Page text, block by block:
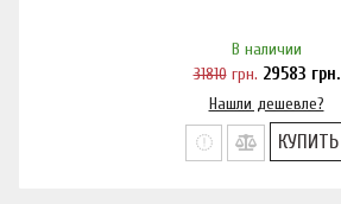
В наличии
31810грн. 29583 грн.
Нашли дешевле?
КУПИТЬ